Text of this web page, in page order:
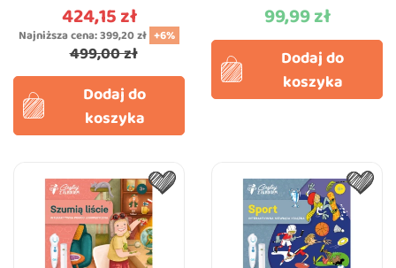
Niebieski
Cena
424,15 zł
Najniższa cena:399,20 zł +6%
499,00 zł
Dodaj do
koszyka
Cena
99,99 zł
Dodaj do
koszyka